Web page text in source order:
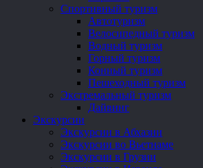
Спортивный туризм
Автотуризм
Велосипедный туризм
Водный туризм
Горный туризм
Конный туризм
Пешеходный туризм
Экстремальный туризм
Дайвинг
Экскурсии
Экскурсии в Абхазии
Экскурсии во Вьетнаме
Экскурсии в Грузии